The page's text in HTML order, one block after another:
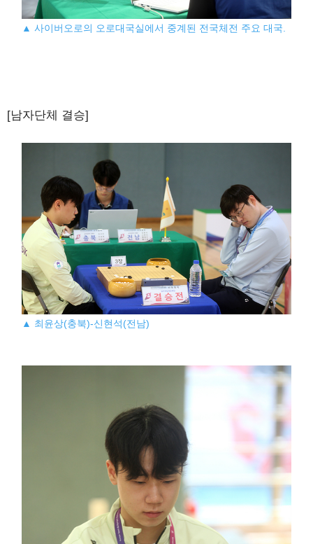
▲ 사이버오로의 오로대국실에서 중계된 전국체전 주요 대국.
[남자단체 결승]
▲ 최윤상(충북)-신현석(전남)